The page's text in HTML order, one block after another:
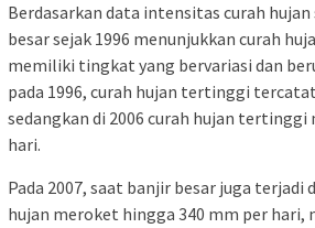
Berdasarkan data intensitas curah
besar sejak 1996 menunjukkan curah
memiliki tingkat yang bervariasi dan
pada 1996, curah hujan tertinggi
sedangkan di 2006 curah hujan tertinggi
hari.
Pada 2007, saat banjir besar juga terjadi
hujan meroket hingga 340 mm per hari,